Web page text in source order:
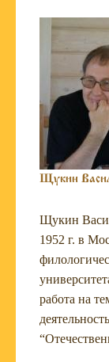
Щукин
Щукин
1952 г. в
работа на